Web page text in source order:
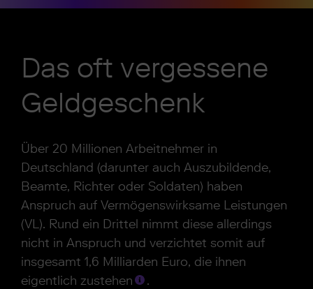
Das oft vergessene
Geldgeschenk
Über 20 Millionen Arbeitnehmer in
Deutschland (darunter auch Auszubildende,
Beamte, Richter oder Soldaten) haben
Anspruch auf Vermögenswirksame Leistungen
(VL). Rund ein Drittel nimmt diese allerdings
nicht in Anspruch und verzichtet somit auf
insgesamt 1,6 Milliarden Euro, die ihnen
eigentlich zustehen
.